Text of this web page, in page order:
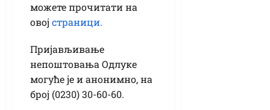
можете прочитати на
овој страници.
Пријављивање
непоштовања Одлуке
могуће је и анонимно, на
број (0230) 30-60-60.